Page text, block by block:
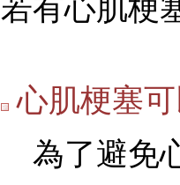
若有心肌梗
心肌梗塞
為了避免